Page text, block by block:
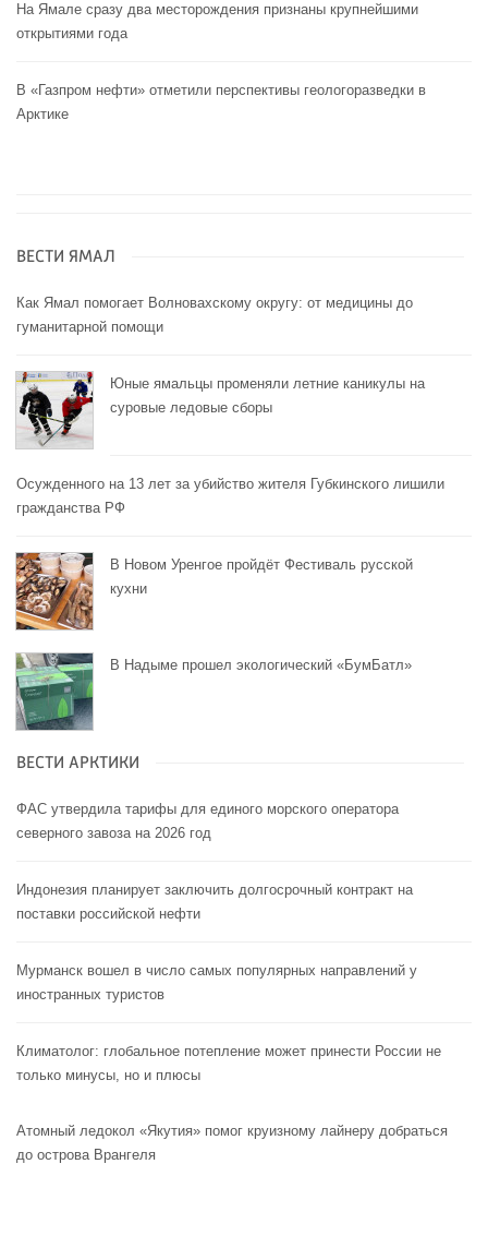
На Ямале сразу два месторождения признаны крупнейшими
открытиями года
В «Газпром нефти» отметили перспективы геологоразведки в
Арктике
ВЕСТИ ЯМАЛ
Как Ямал помогает Волновахскому округу: от медицины до
гуманитарной помощи
Юные ямальцы променяли летние каникулы на
суровые ледовые сборы
Осужденного на 13 лет за убийство жителя Губкинского лишили
гражданства РФ
В Новом Уренгое пройдёт Фестиваль русской
кухни
В Надыме прошел экологический «БумБатл»
ВЕСТИ АРКТИКИ
ФАС утвердила тарифы для единого морского оператора
северного завоза на 2026 год
Индонезия планирует заключить долгосрочный контракт на
поставки российской нефти
Мурманск вошел в число самых популярных направлений у
иностранных туристов
Климатолог: глобальное потепление может принести России не
только минусы, но и плюсы
Атомный ледокол «Якутия» помог круизному лайнеру добраться
до острова Врангеля